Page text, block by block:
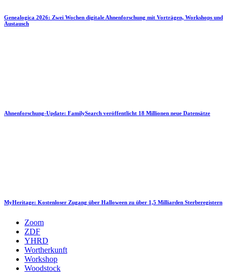
Genealogica 2026: Zwei Wochen digitale Ahnenforschung mit Vorträgen, Workshops und
Austausch
Ahnenforschung-Update: FamilySearch veröffentlicht 18 Millionen neue Datensätze
MyHeritage: Kostenloser Zugang über Halloween zu über 1,5 Milliarden Sterberegistern
Zoom
ZDF
YHRD
Wortherkunft
Workshop
Woodstock